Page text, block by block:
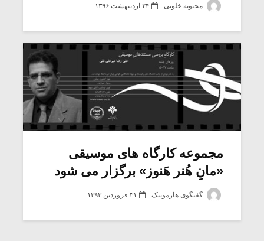
محبوبه خلوتی ۲۴ اردیبهشت ۱۳۹۶
مجموعه کارگاه های موسیقی
«مانِ هُنر هَنوز» برگزار می شود
گفتگوی هارمونیک ۳۱ فروردین ۱۳۹۳